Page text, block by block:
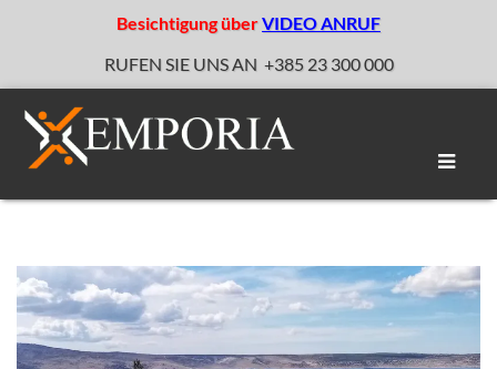
Besichtigung überVIDEO ANRUF
RUFEN SIE UNS AN +385 23 300 000